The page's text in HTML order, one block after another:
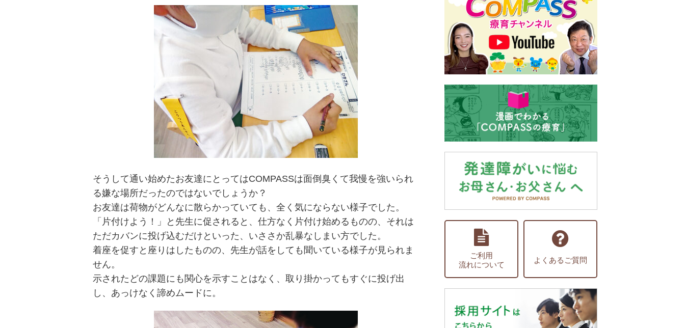
そうして通い始めたお友達にとってはCOMPASSは面倒臭くて我慢を強いられ
る嫌な場所だったのではないでしょうか？
お友達は荷物がどんなに散らかっていても、全く気にならない様子でした。
「片付けよう！」と先生に促されると、仕方なく片付け始めるものの、それは
ただカバンに投げ込むだけといった、いささか乱暴なしまい方でした。
着座を促すと座りはしたものの、先生が話をしても聞いている様子が見られま
せん。
示されたどの課題にも関心を示すことはなく、取り掛かってもすぐに投げ出
し、あっけなく諦めムードに。
ご利用
流れについて
よくあるご質問